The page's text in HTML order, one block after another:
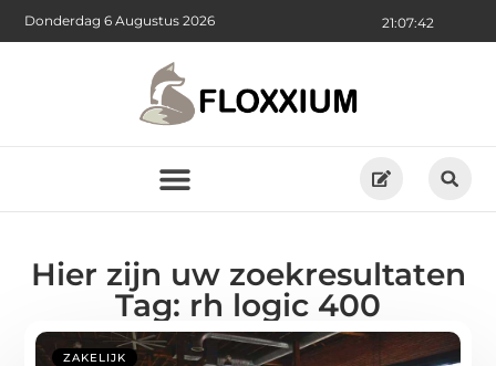
21:07:43
Donderdag 6 Augustus 2026
Hier zijn uw zoekresultaten
Tag: rh logic 400
ZAKELIJK